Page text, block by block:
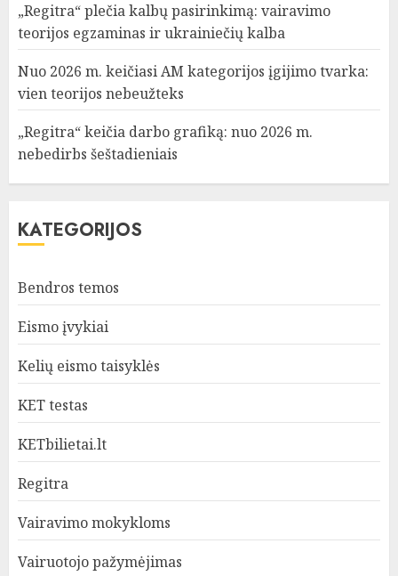
„Regitra“ plečia kalbų pasirinkimą: vairavimo
teorijos egzaminas ir ukrainiečių kalba
Nuo 2026 m. keičiasi AM kategorijos įgijimo tvarka:
vien teorijos nebeužteks
„Regitra“ keičia darbo grafiką: nuo 2026 m.
nebedirbs šeštadieniais
KATEGORIJOS
Bendros temos
Eismo įvykiai
Kelių eismo taisyklės
KET testas
KETbilietai.lt
Regitra
Vairavimo mokykloms
Vairuotojo pažymėjimas